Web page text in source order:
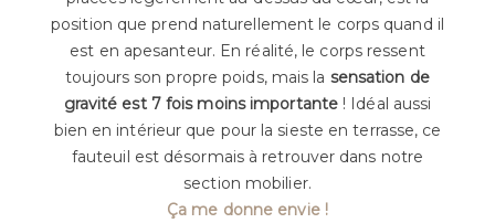
position que prend naturellement le corps quand il
est en apesanteur. En réalité, le corps ressent
toujours son propre poids, mais la sensation de
gravité est 7 fois moins importante ! Idéal aussi
bien en intérieur que pour la sieste en terrasse, ce
fauteuil est désormais à retrouver dans notre
section mobilier.
Ça me donne envie !